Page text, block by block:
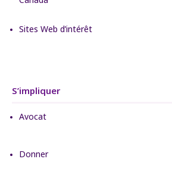
Sites Web d’intérêt
S’impliquer
Avocat
Donner